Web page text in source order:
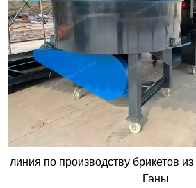
линия по производству брикетов
Ганы